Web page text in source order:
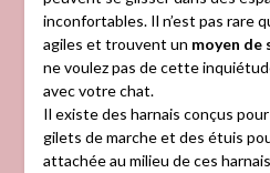
inconfortables. Il n’est pas rare
agiles et trouvent un moyen de
ne voulez pas de cette
avec votre chat.
Il existe des harnais conçus
gilets de marche et des étuis
attachée au milieu de ces